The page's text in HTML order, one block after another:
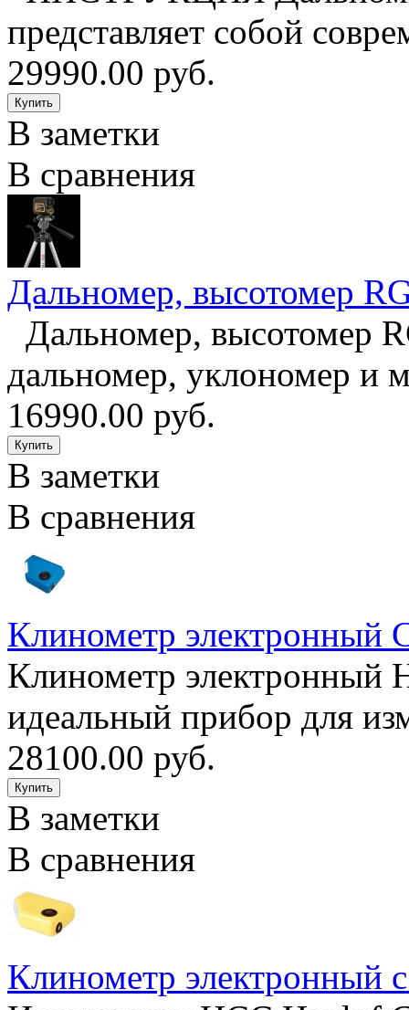
представляет собой
29990.00 руб.
В заметки
В сравнения
Дальномер, высотомер
Дальномер, высотомер
дальномер, уклономер и
16990.00 руб.
В заметки
В сравнения
Клинометр электронный
Клинометр электронный
идеальный прибор для
28100.00 руб.
В заметки
В сравнения
Клинометр электронный